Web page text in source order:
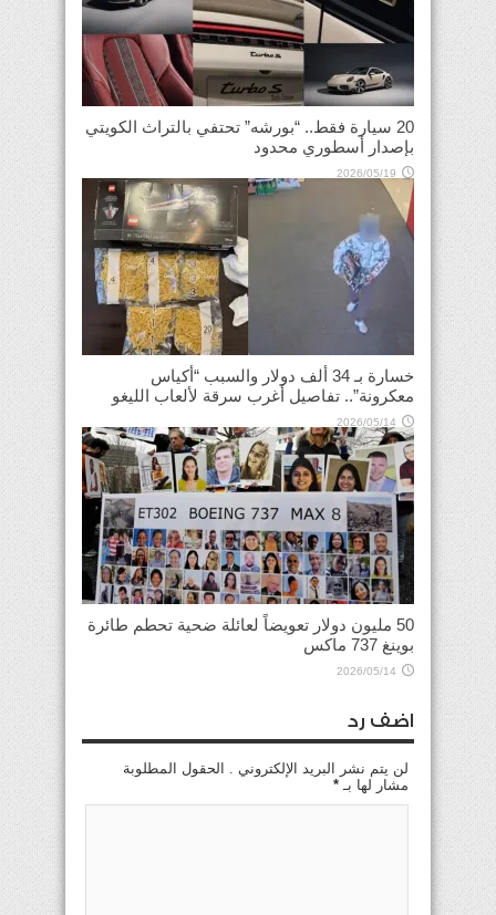
20 سيارة فقط.. “بورشه” تحتفي بالتراث الكويتي
بإصدار أسطوري محدود
2026/05/19
خسارة بـ 34 ألف دولار والسبب “أكياس
معكرونة”.. تفاصيل أغرب سرقة لألعاب الليغو
2026/05/14
50 مليون دولار تعويضاً لعائلة ضحية تحطم طائرة
بوينغ 737 ماكس
2026/05/14
اضف رد
لن يتم نشر البريد الإلكتروني . الحقول المطلوبة
مشار لها بـ *